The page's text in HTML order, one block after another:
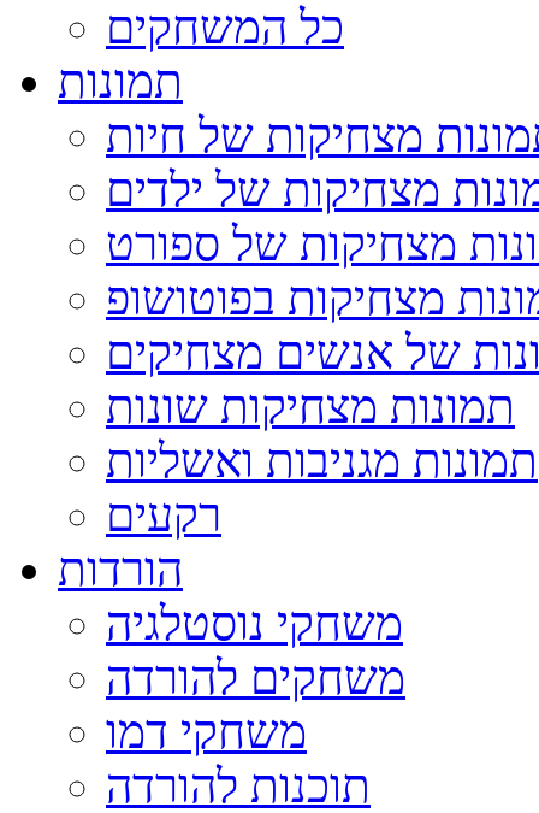
כל המשחקים
תמונות
מצחיקות של חיות
מצחיקות של ילדים
מצחיקות של ספורט
מצחיקות בפוטושופ
של אנשים מצחיקים
תמונות מצחיקות שונות
תמונות מגניבות ואשליות
רקעים
הורדות
משחקי נוסטלגיה
משחקים להורדה
משחקי דמו
תוכנות להורדה